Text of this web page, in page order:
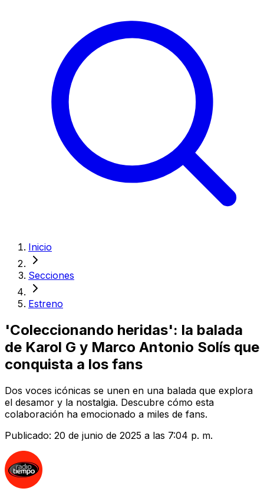
Inicio
Secciones
Estreno
'Coleccionando heridas': la balada
de Karol G y Marco Antonio Solís que
conquista a los fans
Dos voces icónicas se unen en una balada que explora
el desamor y la nostalgia. Descubre cómo esta
colaboración ha emocionado a miles de fans.
Publicado: 20 de junio de 2025 a las 7:04 p. m.